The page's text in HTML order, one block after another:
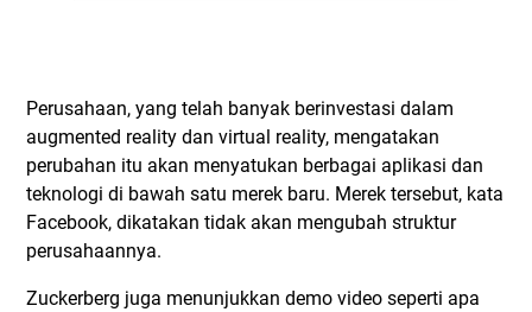
Perusahaan, yang telah banyak berinvestasi dalam
augmented reality dan virtual reality, mengatakan
perubahan itu akan menyatukan berbagai aplikasi dan
teknologi di bawah satu merek baru. Merek tersebut, kata
Facebook, dikatakan tidak akan mengubah struktur
perusahaannya.
Zuckerberg juga menunjukkan demo video seperti apa